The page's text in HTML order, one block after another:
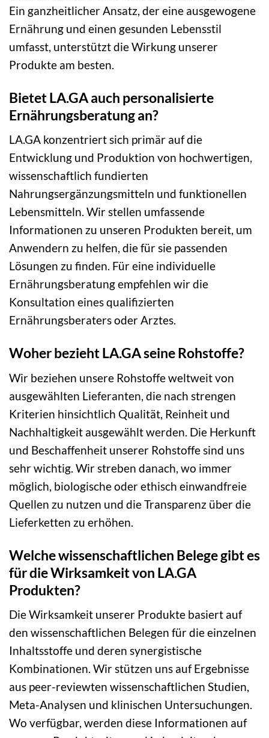
Ein ganzheitlicher Ansatz, der eine ausgewogene
Ernährung und einen gesunden Lebensstil
umfasst, unterstützt die Wirkung unserer
Produkte am besten.
Bietet LA.GA auch personalisierte
Ernährungsberatung an?
LA.GA konzentriert sich primär auf die
Entwicklung und Produktion von hochwertigen,
wissenschaftlich fundierten
Nahrungsergänzungsmitteln und funktionellen
Lebensmitteln. Wir stellen umfassende
Informationen zu unseren Produkten bereit, um
Anwendern zu helfen, die für sie passenden
Lösungen zu finden. Für eine individuelle
Ernährungsberatung empfehlen wir die
Konsultation eines qualifizierten
Ernährungsberaters oder Arztes.
Woher bezieht LA.GA seine Rohstoffe?
Wir beziehen unsere Rohstoffe weltweit von
ausgewählten Lieferanten, die nach strengen
Kriterien hinsichtlich Qualität, Reinheit und
Nachhaltigkeit ausgewählt werden. Die Herkunft
und Beschaffenheit unserer Rohstoffe sind uns
sehr wichtig. Wir streben danach, wo immer
möglich, biologische oder ethisch einwandfreie
Quellen zu nutzen und die Transparenz über die
Lieferketten zu erhöhen.
Welche wissenschaftlichen Belege gibt es
für die Wirksamkeit von LA.GA
Produkten?
Die Wirksamkeit unserer Produkte basiert auf
den wissenschaftlichen Belegen für die einzelnen
Inhaltsstoffe und deren synergistische
Kombinationen. Wir stützen uns auf Ergebnisse
aus peer-reviewten wissenschaftlichen Studien,
Meta-Analysen und klinischen Untersuchungen.
Wo verfügbar, werden diese Informationen auf